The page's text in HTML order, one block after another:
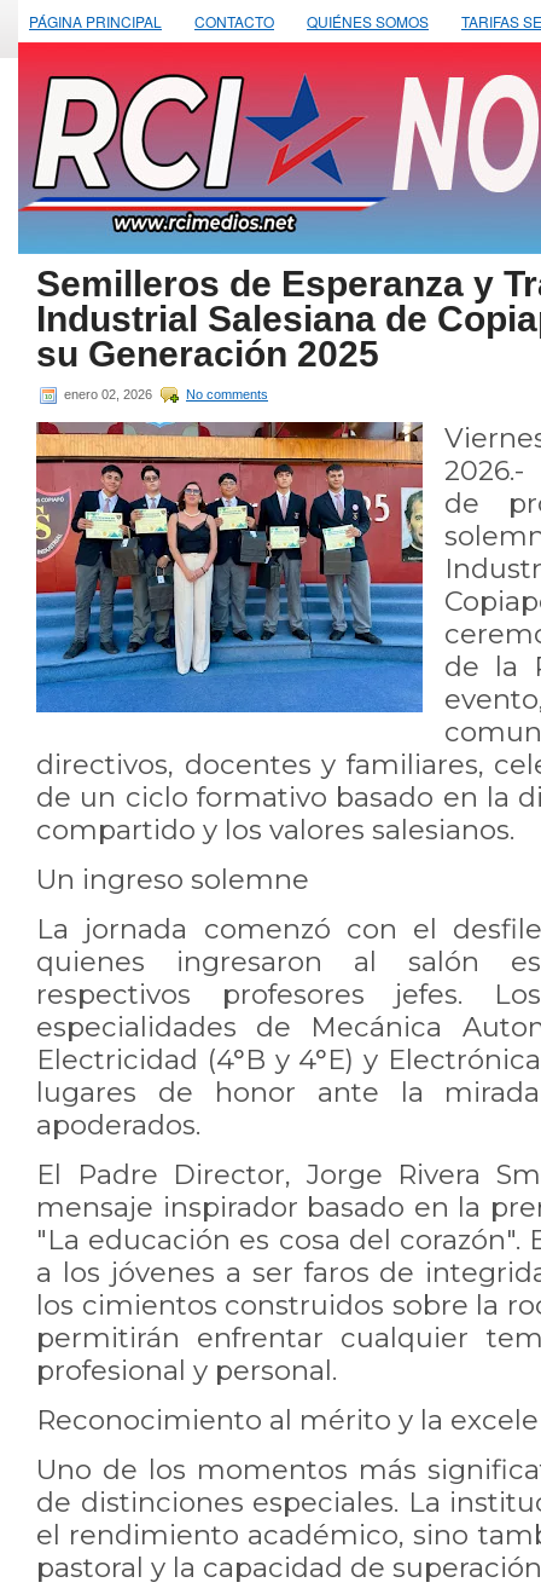
PÁGINA PRINCIPAL CONTACTO QUIÉNES SOMOS TARIFAS
Semilleros de Esperanza y
Industrial Salesiana de
su Generación 2025
enero 02, 2026 No comments
2026.-
de
de la
directivos, docentes y familiares,
de un ciclo formativo basado en la
compartido y los valores salesianos.
Un ingreso solemne
La jornada comenzó con el
quienes ingresaron al salón
respectivos profesores jefes.
especialidades de Mecánica
Electricidad (4°B y 4°E) y
lugares de honor ante la
apoderados.
El Padre Director, Jorge Rivera
mensaje inspirador basado en la
"La educación es cosa del corazón".
a los jóvenes a ser faros de
los cimientos construidos sobre la
permitirán enfrentar cualquier
profesional y personal.
Reconocimiento al mérito y la
Uno de los momentos más
de distinciones especiales. La
el rendimiento académico, sino
pastoral y la capacidad de